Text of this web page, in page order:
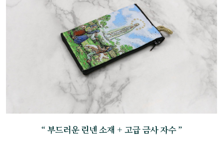
“ 부드러운 린넨 소재 + 고급 금사 자수 ”